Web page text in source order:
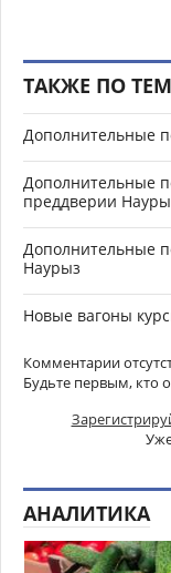
ТАКЖЕ ПО
Дополнительные
Дополнительные
преддверии
Дополнительные
Наурыз
Новые вагоны
Комментарии
Будьте первым, кто
АНАЛИТИКА